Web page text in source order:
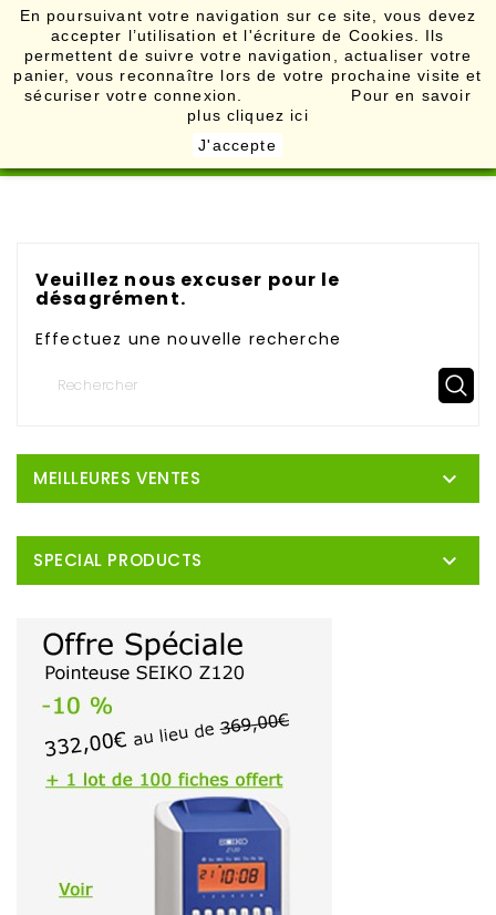
En poursuivant votre navigation sur ce site, vous devez
accepter l’utilisation et l'écriture de Cookies. Ils
permettent de suivre votre navigation, actualiser votre
panier, vous reconnaître lors de votre prochaine visite et
sécuriser votre connexion. Pour en savoir
pluscliquez ici
J'accepte

Veuillez nous excuser pour le
désagrément.
Effectuez une nouvelle recherche
MEILLEURES VENTES 
SPECIAL PRODUCTS 